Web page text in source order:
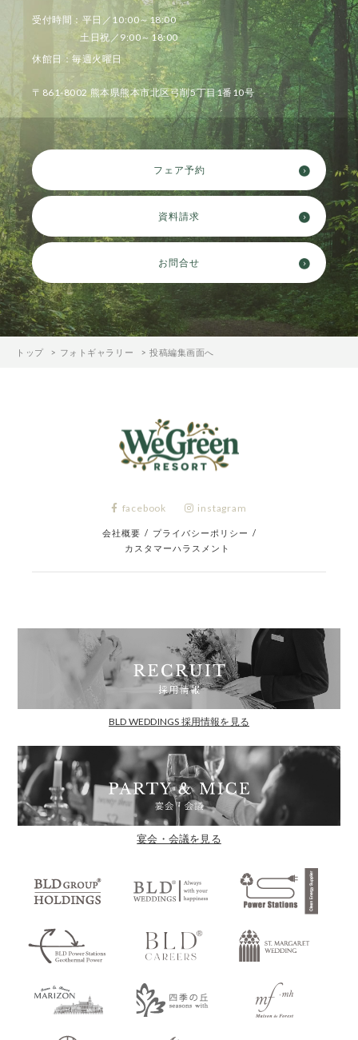
フェア予約
資料請求
お問合せ
受付時間：平日／10:00～18:00
土日祝／9:00～18:00
休館日：毎週火曜日
〒861-8002 熊本県熊本市北区弓削5丁目1番10号
トップ フォトギャラリー 投稿編集画面へ
facebook instagram
会社概要 / プライバシーポリシー /
カスタマーハラスメント
BLD WEDDINGS 採用情報を見る
宴会・会議を見る